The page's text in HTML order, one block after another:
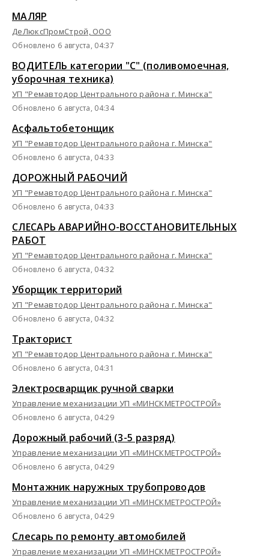
МАЛЯР
ДеЛюксПромСтрой, ООО
Обновлено 6 августа, 04:37
ВОДИТЕЛЬ категории "С" (поливомоечная,
уборочная техника)
УП "Ремавтодор Центрального района г. Минска"
Обновлено 6 августа, 04:34
Асфальтобетонщик
УП "Ремавтодор Центрального района г. Минска"
Обновлено 6 августа, 04:33
ДОРОЖНЫЙ РАБОЧИЙ
УП "Ремавтодор Центрального района г. Минска"
Обновлено 6 августа, 04:33
СЛЕСАРЬ АВАРИЙНО-ВОССТАНОВИТЕЛЬНЫХ
РАБОТ
УП "Ремавтодор Центрального района г. Минска"
Обновлено 6 августа, 04:32
Уборщик территорий
УП "Ремавтодор Центрального района г. Минска"
Обновлено 6 августа, 04:32
Тракторист
УП "Ремавтодор Центрального района г. Минска"
Обновлено 6 августа, 04:31
Электросварщик ручной сварки
Управление механизации УП «МИНСКМЕТРОСТРОЙ»
Обновлено 6 августа, 04:29
Дорожный рабочий (3-5 разряд)
Управление механизации УП «МИНСКМЕТРОСТРОЙ»
Обновлено 6 августа, 04:29
Монтажник наружных трубопроводов
Управление механизации УП «МИНСКМЕТРОСТРОЙ»
Обновлено 6 августа, 04:29
Слесарь по ремонту автомобилей
Управление механизации УП «МИНСКМЕТРОСТРОЙ»